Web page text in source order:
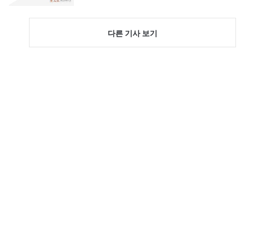
다른 기사 보기